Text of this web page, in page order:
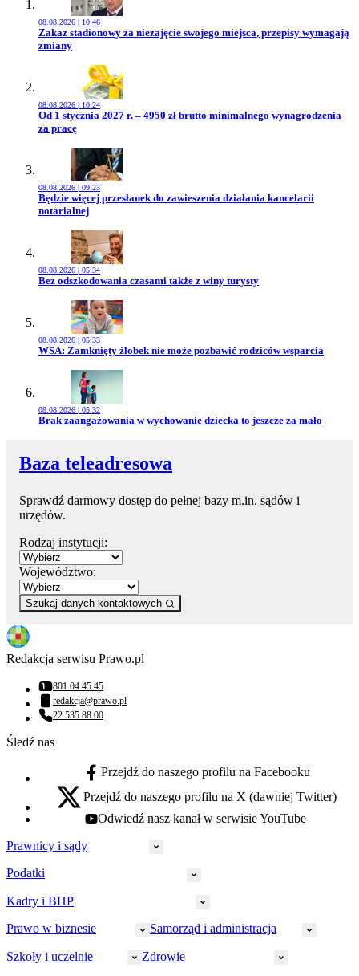
08.08.2026 | 10:46
Przejdź do artykułu:
Zakaz stadionowy za niezajęcie swojego miejsca, przepisy wymagają
zmiany
08.08.2026 | 10:24
Przejdź do artykułu:
Od 1 stycznia 2027 r. – 4950 zł brutto minimalnego wynagrodzenia
za pracę
08.08.2026 | 09:23
Przejdź do artykułu:
Będzie więcej przesłanek do zawieszenia działania kancelarii
notarialnej
08.08.2026 | 05:34
Przejdź do artykułu:
Bez odszkodowania czasami także z winy turysty
08.08.2026 | 05:33
Przejdź do artykułu:
WSA: Zamknięty żłobek nie może pozbawić rodziców wsparcia
08.08.2026 | 05:32
Przejdź do artykułu:
Brak zaangażowania w wychowanie dziecka to jeszcze za mało
Baza teleadresowa
Sprawdź darmowy dostęp do pełnej bazy m.in. sądów i
urzędów.
Rodzaj instytucji:
Województwo:
Szukaj danych kontaktowych
Redakcja serwisu Prawo.pl
Numer telefonu:
801 04 45 45
Adres email:
redakcja@prawo.pl
Numer telefonu:
22 535 88 00
Śledź nas
facebook - otwiera się w nowej karcie
Przejdź do naszego profilu na Facebooku
x - otwiera się w nowej karcie
Przejdź do naszego profilu na X (dawniej Twitter)
youtube - otwiera się w nowej karcie
Odwiedź nasz kanał w serwisie YouTube
Prawnicy i sądy
Prawnicy
Policja
Strefa aplikanta
Podatki
CIT
Akcyza
Kadry i BHP
HR
Prawo w biznesie Samorząd i administracja
Szkoły i uczelnie Zdrowie